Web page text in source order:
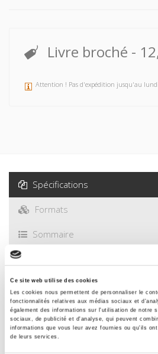
Ce site web utilise des cookies
Les cookies nous permettent de personnaliser le
fonctionnalités relatives aux médias sociaux et
également des informations sur l'utilisation de notre
sociaux, de publicité et d'analyse, qui peuvent
informations que vous leur avez fournies ou qu'ils
de leurs services.
Livre broché -
Attention ! Pas d'expédition jusqu'au
Spécifications
Formats
Sommaire
Éditeur
Presses de Sciences Po
Auteur